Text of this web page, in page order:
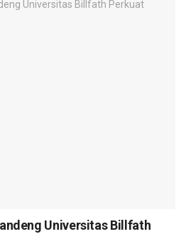
Universitas Billfath